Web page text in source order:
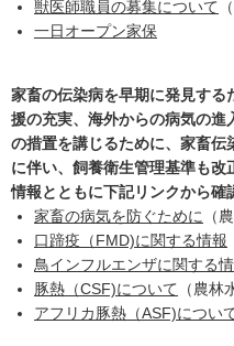
獣医師職員の募集について
一日オープン家保
家畜の伝染病を早期に発見す
援の充実、海外からの病気の
の措置を講じるために、家畜
に伴い、飼養衛生管理基準も
情報とともに下記リンクから確
家畜の病気を防ぐために
（
口蹄疫（FMD)に関する情報
鳥インフルエンザに関する
豚熱（CSF)について （農林
アフリカ豚熱（ASF)につい